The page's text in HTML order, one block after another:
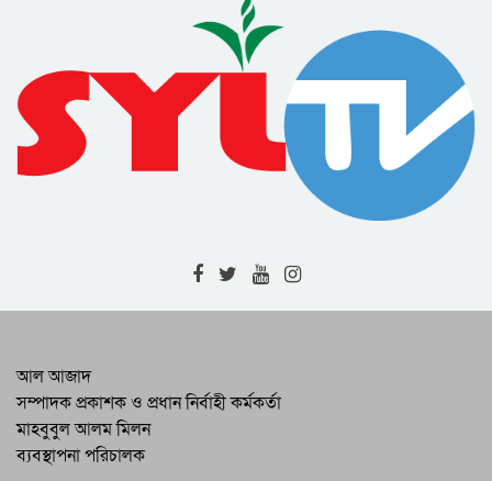
বিমান দুর্ঘটনার তদন্তে স্বাধীন বিচার বিভাগীয়
ও উচ্চক্ষমতাসম্পন্ন তদন্ত কমিশন দাবি
বিএনপির
এনসিপির কর্মসূচি ঘিরে নানা ধরনের
অপপ্রচারের চেষ্টা চলছে : সিলেটে সংবাদ
সম্মেলনে অভিযোগ
শহীদ সাংবাদিক তুরাব হত্যামামলার দ্রুত
বিচার দাবিতে ফটো জার্নালিস্ট
এসোসিয়েশনের স্মারকলিপি
বৈষম্যের বিরুদ্ধে নাগরিক প্রতিবাদের
আহবান
মদের বিষক্রিয়ায় মারা যাওয়ার আশঙ্কা
আল আজাদ
সম্পাদক প্রকাশক ও প্রধান নির্বাহী কর্মকর্তা
মাহবুবুল আলম মিলন
ব্যবস্থাপনা পরিচালক